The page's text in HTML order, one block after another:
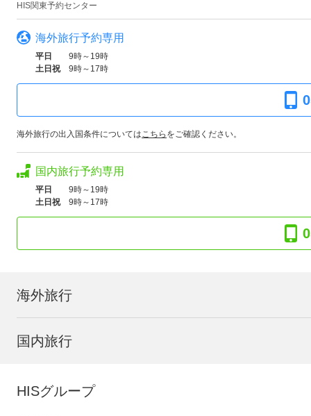
HIS関東予約センター
海外旅行予約専用
平日
9時～19時
土日祝
9時～17時
海外旅行の出入国条件についてはこちら をご確認ください。
国内旅行予約専用
平日
9時～19時
土日祝
9時～17時
海外旅行
国内旅行
HISグループ